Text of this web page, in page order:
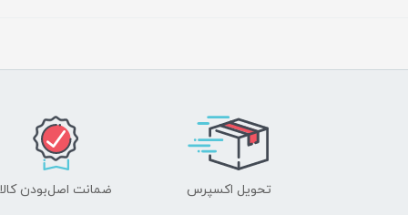
تحویل اکسپرس ضمانت اصل‌بودن کالا